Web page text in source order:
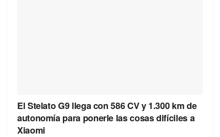
El Stelato G9 llega con 586 CV y 1.300 km de
autonomía para ponerle las cosas difíciles a
Xiaomi